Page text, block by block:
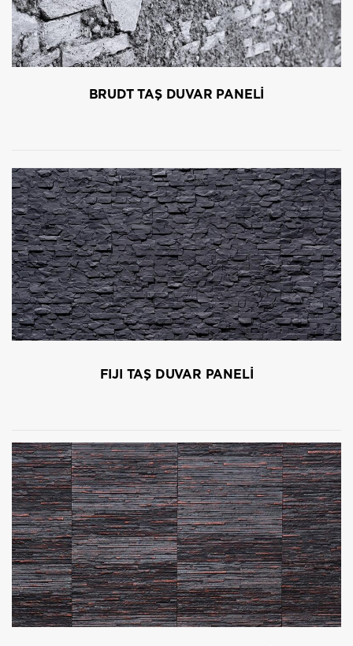
cephelerde doğal taş kaplama yapılması düşünülen
alanlarda alternatif değil birincil ürün olarak tercih
ediliyor. Yanmazlık özellikleri ve dış mekânlarda
Artstone dekoratif duvar panelleri, cephe kaplaması
BRUDT TAŞ DUVAR PANELİ
FIJI TAŞ DUVAR PANELİ